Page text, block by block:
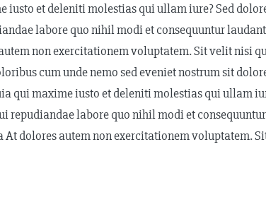
et deleniti molestias qui ullam iure? Sed
labore quo nihil modi et consequuntur
non exercitationem voluptatem. Sit velit nisi
cum unde nemo sed eveniet nostrum sit
qui maxime iusto et deleniti molestias qui ullam
repudiandae labore quo nihil modi et
dolores autem non exercitationem voluptatem.